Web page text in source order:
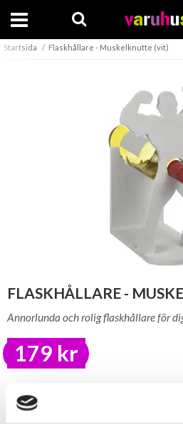
Startsida Flaskhållare - Muskelknutte (vit)
FLASKHÅLLARE -
Annorlunda och rolig flaskhållare för
179 kr
ANTAL